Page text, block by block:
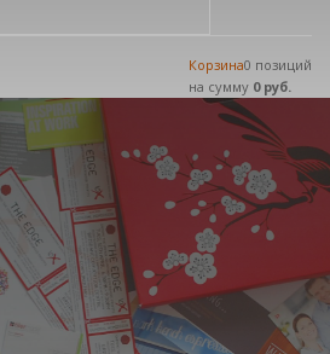
Корзина0 позиций
на сумму 0 руб.